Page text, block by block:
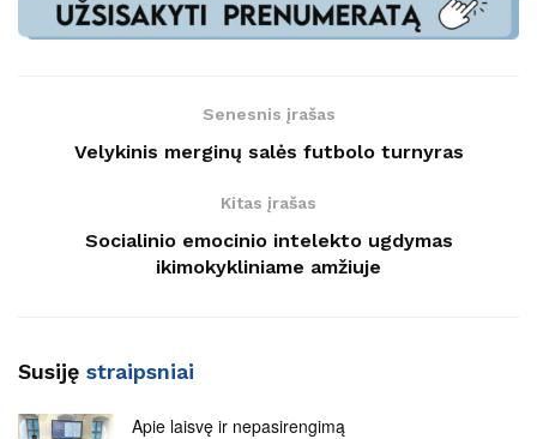
Senesnis įrašas
Velykinis merginų salės futbolo turnyras
Kitas įrašas
Socialinio emocinio intelekto ugdymas
ikimokykliniame amžiuje
Susiję straipsniai
Apie laisvę ir nepasirengimą